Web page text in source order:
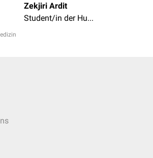
Zekjiri Ardit
Student/in der Humanmedizin